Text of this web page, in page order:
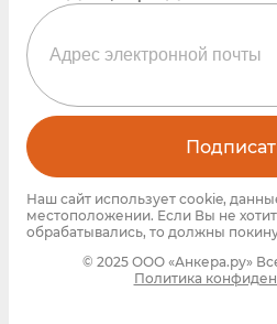
Наш сайт использует cookie,
местоположении. Если Вы не
обрабатывались, то должны
© 2025 ООО «Анкера.ру»
Политика